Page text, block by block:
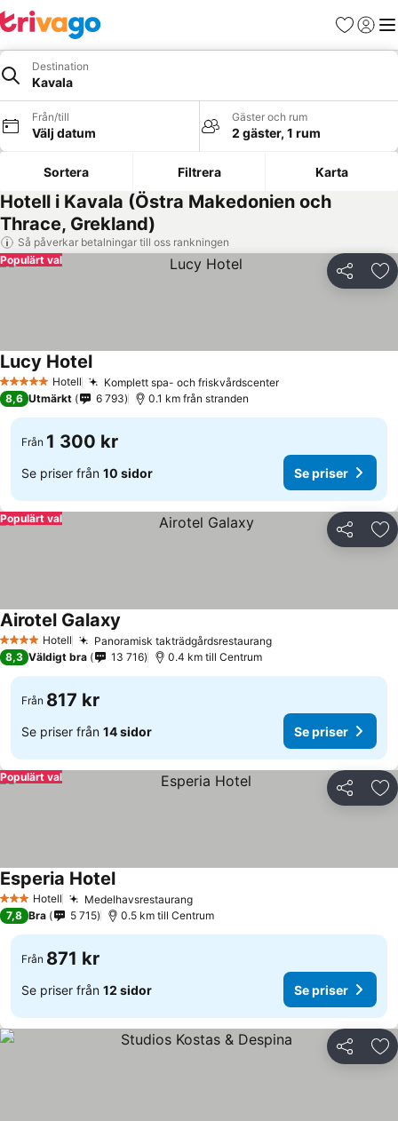
Favoriter
Logga
Destination
Kavala
Från/till
Välj datum
Gäster och rum
2 gäster, 1 rum
Sortera Filtrera Karta
Hotell i Kavala (Östra Makedonien och
Thrace, Grekland)
Så påverkar betalningar till oss rankningen
Dela
Populärt val
5 Stjärnor Hotell Komplett spa- och friskvårdscenter
Lucy Hotel
8,6 Utmärkt 6 793 0.1 km från stranden
Från 1 300 kr
Se priser från 10 sidor Se priser
Dela
Populärt val
4 StjärnorHotell Panoramisk takträdgårdsrestaurang
Airotel Galaxy
8,3 Väldigt bra 13 716 0.4 km till Centrum
Från 817 kr
Se priser från 14 sidor Se priser
Dela
Populärt val
3 StjärnorHotell Medelhavsrestaurang
Esperia Hotel
7,8 Bra 5 715 0.5 km till Centrum
Från 871 kr
Se priser från 12 sidor Se priser
Dela